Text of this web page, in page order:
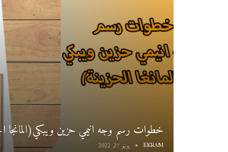
خطوات رسم وجه انيمي حزين ويبكي(المانجا
EKRAM يونيو 27, 2022